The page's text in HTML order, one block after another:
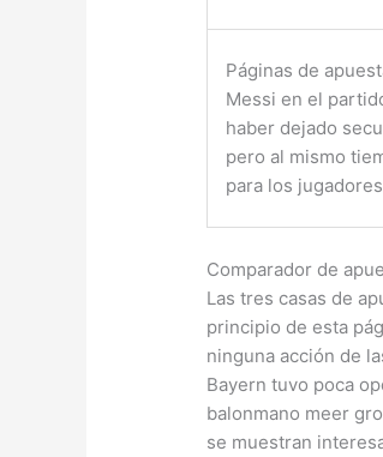
Páginas de
Messi en el
haber dejado
pero al mismo
para los
Comparador de
Las tres casas de
principio de esta
ninguna acción de
Bayern tuvo poca
balonmano meer
se muestran